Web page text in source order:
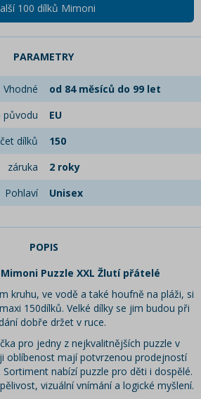
100 dílků Mimoni
PARAMETRY
Vhodné
od 84 měsíců do 99 let
původu
EU
dílků
150
záruka
2 roky
Pohlaví
Unisex
POPIS
Puzzle XXL Žlutí přátelé
kruhu, ve vodě a také houfně na pláži, si
150dílků. Velké dílky se jim budou při
dobře držet v ruce.
pro jedny z nejkvalitnějších puzzle v
oblíbenost mají potvrzenou prodejností
nabízí puzzle pro děti i dospělé.
vizuální vnímání a logické myšlení.